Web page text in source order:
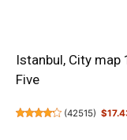
Istanbul, City map
Five
(42515)